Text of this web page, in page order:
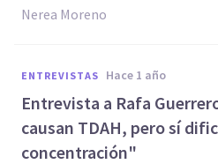
Nerea Moreno
ENTREVISTAS hace 1 año
Entrevista a Rafa
causan TDAH, pero sí
concentración"